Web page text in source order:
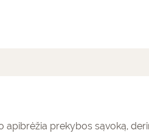
apibrėžia prekybos sąvoką,